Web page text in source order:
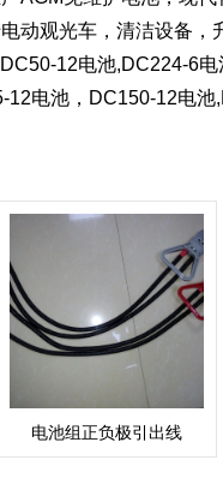
动观光车，清洁设备，
12电池,DC224-6
电池，DC150-12电池
电池组正负极引出线